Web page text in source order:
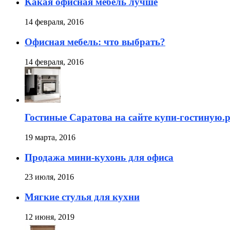
14 февраля, 2016
Офисная мебель: что выбрать?
14 февраля, 2016
Гостиные Саратова на сайте купи-
19 марта, 2016
Продажа мини-кухонь для офиса
23 июля, 2016
Мягкие стулья для кухни
12 июня, 2019